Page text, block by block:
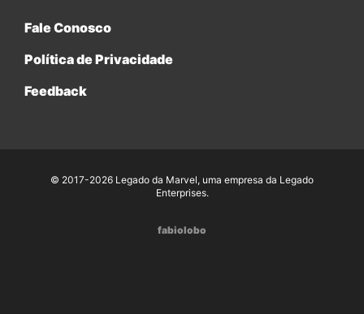
Fale Conosco
Política de Privacidade
Feedback
© 2017-2026 Legado da Marvel, uma empresa da Legado
Enterprises.
fabiolobo